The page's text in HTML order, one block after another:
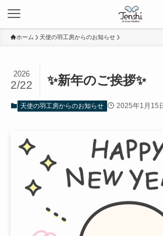
ホーム 天使の羽工房からのお知らせ
✨新年のご挨拶✨
2026
2/22
天使の羽工房からのお知らせ 2025年1月15